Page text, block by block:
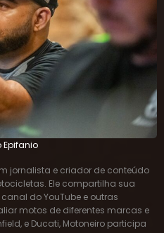
Epifanio
Ele compartilha sua
do YouTube e outras
motos de diferentes marcas e
e Ducati, Motoneiro participa
e oferece insights